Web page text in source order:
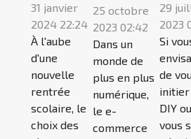
31 janvier
2024 22:24
À l'aube
d'une
nouvelle
rentrée
scolaire, le
choix des
25 octobre
2023 02:42
Dans un
monde de
plus en plus
numérique,
le e-
commerce
29
2023
Si
de
initier
DIY
vous